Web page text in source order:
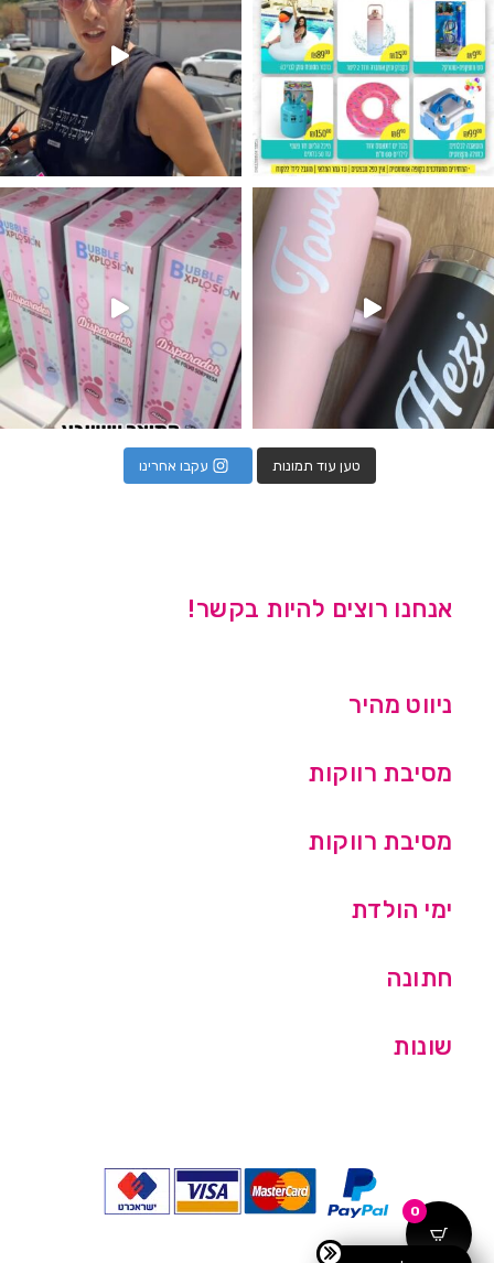
מטף לגילוי מין העובר חזר למלא
טען עוד תמונות עקבו אחרינו
אנחנו רוצים להיות בקשר!
ניווט מהיר
מסיבת רווקות
מסיבת רווקות
ימי הולדת
חתונה
שונות
0